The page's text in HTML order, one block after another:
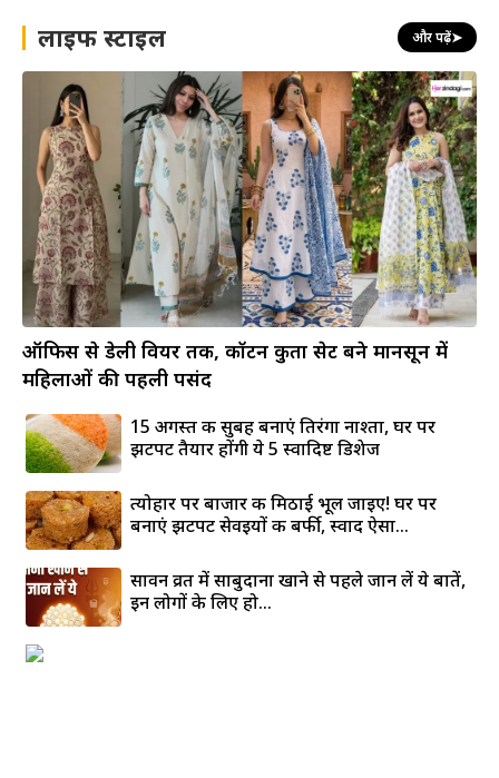
लाइफ स्टाइल और पढ़ें➤
ऑफिस से डेली वियर तक, कॉटन कुर्ता सेट बने मानसून में
महिलाओं की पहली पसंद
15 अगस्त की सुबह बनाएं तिरंगा नाश्ता, घर पर
झटपट तैयार होंगी ये 5 स्वादिष्ट डिशेज
त्योहार पर बाजार की मिठाई भूल जाइए! घर पर
बनाएं झटपट सेवइयों की बर्फी, स्वाद ऐसा...
सावन व्रत में साबुदाना खाने से पहले जान लें ये बातें,
इन लोगों के लिए हो...